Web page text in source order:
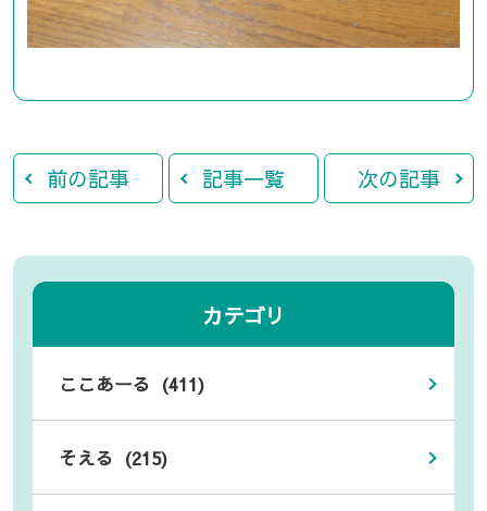
前の記事 記事一覧 次の記事
カテゴリ
ここあーる (411)
そえる (215)